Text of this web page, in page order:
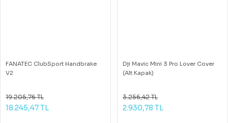
FANATEC ClubSport Handbrake
V2
19.205,76 TL
18.245,47 TL
Dji Mavic Mini 3 Pro Lover Cover
(Alt Kapak)
3.256,42 TL
2.930,78 TL